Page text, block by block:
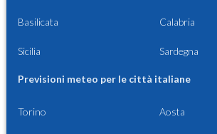
Basilicata Calabria
Sicilia Sardegna
Previsioni meteo per le città italiane
Torino Aosta